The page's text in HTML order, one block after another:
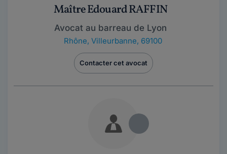
Maître Edouard RAFFIN
Avocat au barreau de Lyon
Rhône, Villeurbanne, 69100
Contacter cet avocat